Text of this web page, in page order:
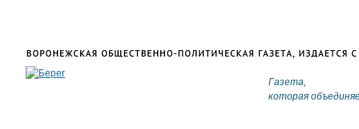
Газета,
которая